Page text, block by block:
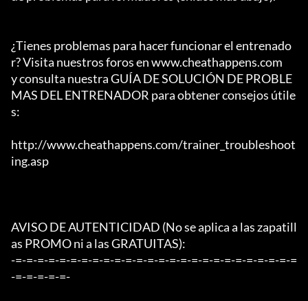
¿Tienes problemas para hacer funcionar el entrenado
r? Visita nuestros foros en www.cheathappens.com
y consulta nuestra GUÍA DE SOLUCIÓN DE PROBLE
MAS DEL ENTRENADOR para obtener consejos útile
s:
http://www.cheathappens.com/trainer_troubleshoot
ing.asp
AVISO DE AUTENTICIDAD (No se aplica a las zapatill
as PROMO ni a las GRATUITAS):
-=-=-=-=-=-=-=-=-=-=-=-=-=-=-=-=-=-=-=-=-=-=-=-=-=-=
-=-=-=-=-=-